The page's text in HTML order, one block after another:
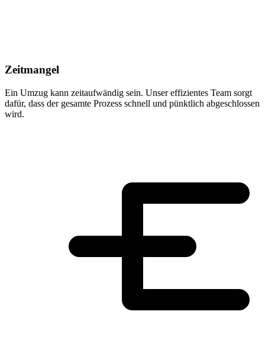
Zeitmangel
Ein Umzug kann zeitaufwändig sein. Unser effizientes Team sorgt
dafür, dass der gesamte Prozess schnell und pünktlich abgeschlossen
wird.